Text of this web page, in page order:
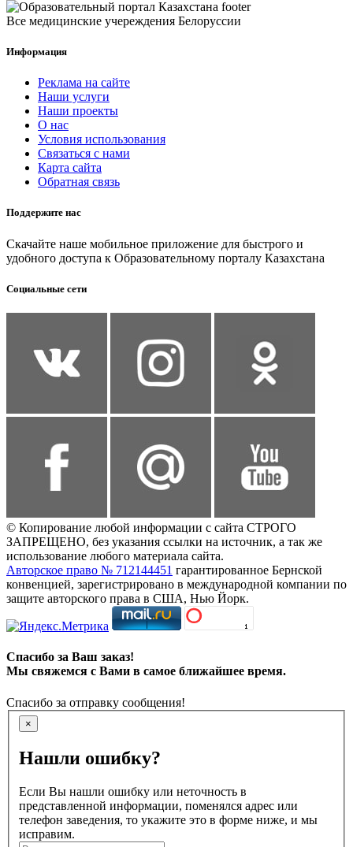
Все медицинские учереждения Белоруссии
Информация
Реклама на сайте
Наши услуги
Наши проекты
О нас
Условия использования
Связаться с нами
Карта сайта
Обратная связь
Поддержите нас
Скачайте наше мобильное приложение для быстрого и
удобного доступа к Образовательному порталу Казахстана
Социальные сети
© Копирование любой информации с сайта СТРОГО
ЗАПРЕЩЕНО, без указания ссылки на источник, а так же
использование любого материала сайта.
Авторское право № 712144451 гарантированное Бернской
конвенцией, зарегистрировано в международной компании по
защите авторского права в США, Нью Йорк.
Спасибо за Ваш заказ!
Мы свяжемся с Вами в самое ближайшее время.
Спасибо за отправку сообщения!
×
Нашли ошибку?
Если Вы нашли ошибку или неточность в
представленной информации, поменялся адрес или
телефон заведения, то укажите это в форме ниже, и мы
исправим.